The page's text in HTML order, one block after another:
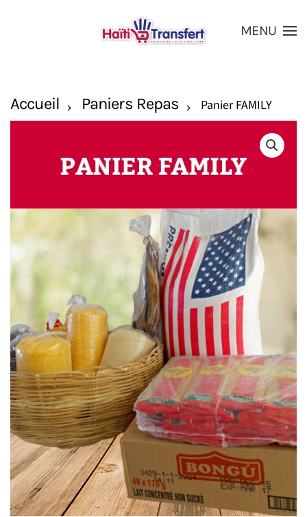
Skip to main content
MENU
Accueil Paniers Repas Panier FAMILY